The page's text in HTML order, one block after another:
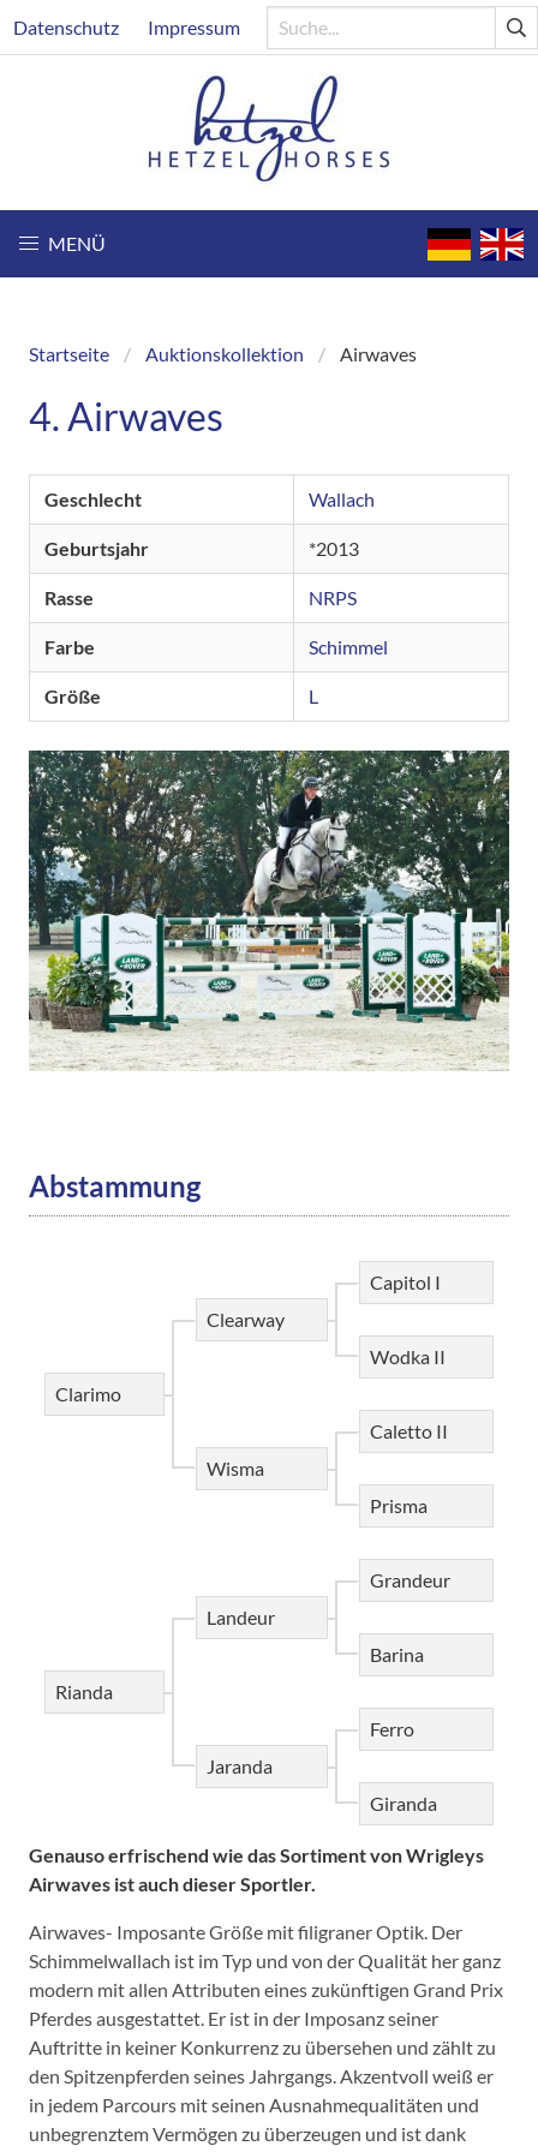
zum
Header
Datenschutz Impressum
MENÜ
Breadcrumb
Startseite Auktionskollektion Airwaves
4. Airwaves
Geschlecht Wallach
Geburtsjahr 2013
Rasse NRPS
Farbe Schimmel
Größe L
Abstammung
Clarimo
Rianda
Clearway
Wisma
Landeur
Jaranda
Capitol I
Wodka II
Caletto II
Prisma
Grandeur
Barina
Ferro
Giranda
Genauso erfrischend wie dasSortiment von Wrigleys
Airwaves ist auch dieser Sportler.
Airwaves- Imposante Größe mit filigraner Optik. Der
Schimmelwallach ist im Typ und von der Qualität her ganz
modern mit allen Attributen eines zukünftigen Grand Prix
Pferdes ausgestattet. Er ist in der Imposanz seiner
Auftritte in keiner Konkurrenz zu übersehen und zählt zu
den Spitzenpferden seines Jahrgangs. Akzentvoll weiß er
in jedem Parcours mit seinen Ausnahmequalitäten und
unbegrenztem Vermögen zu überzeugen und ist dank